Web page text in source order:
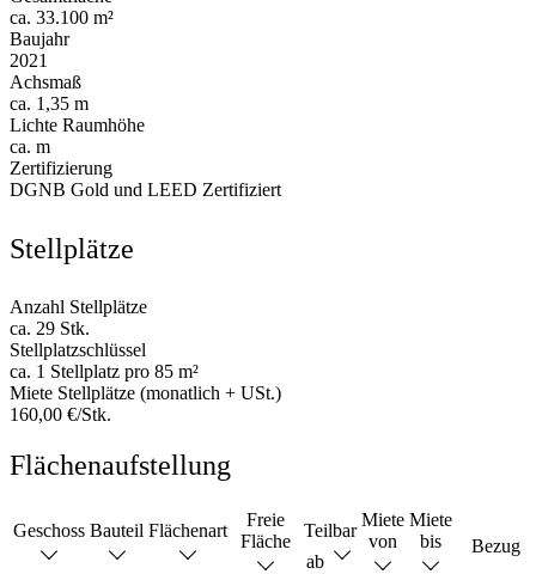
ca. 33.100 m²
Baujahr
2021
Achsmaß
ca. 1,35 m
Lichte Raumhöhe
ca. m
Zertifizierung
DGNB Gold und LEED Zertifiziert
Stellplätze
Anzahl Stellplätze
ca. 29 Stk.
Stellplatzschlüssel
ca. 1 Stellplatz pro 85 m²
Miete Stellplätze (monatlich + USt.)
160,00 €/Stk.
Flächenaufstellung
Geschoss Bauteil Flächenart
Freie
Fläche
Teilbar
ab
Miete
von
Miete
bis
Bezug